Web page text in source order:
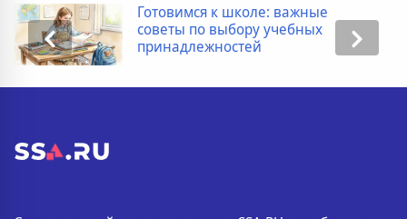
Готовимся к школе: важные
советы по выбору учебных
принадлежностей